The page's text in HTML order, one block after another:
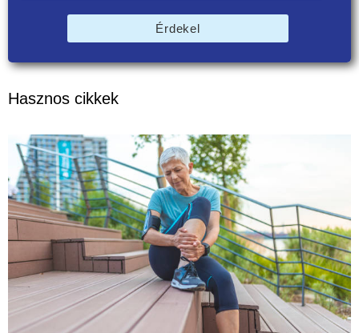
Érdekel
Hasznos cikkek